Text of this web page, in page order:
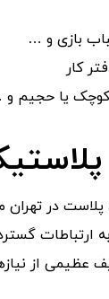
در
عظیمی از